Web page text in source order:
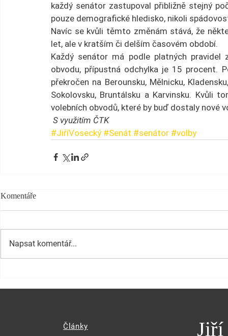
každý senátor zastupoval přibližně stejný
pouze demografické hledisko, nikoli
Navíc se kvůli těmto změnám stává, že
let, ale v kratším či delším časovém období.
Každý senátor má podle platných pravidel
obvodu, přípustná odchylka je 15 procent.
překročen na Berounsku, Mělnicku,
Sokolovsku, Bruntálsku a Karvinsku. Kvůli
volebních obvodů, které by buď dostaly nové
S využitím ČTK
#JiříVosecký #Senát #senátor #volby
Komentáře
Napsat komentář...
Články
Jiří